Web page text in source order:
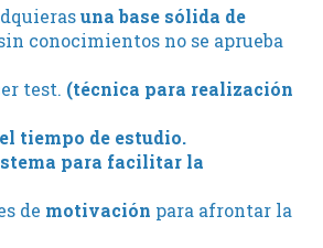
una base sólida de
conocimientos no se aprueba
test. (técnica para realización
tiempo de estudio.
para facilitar la
de motivación para afrontar la